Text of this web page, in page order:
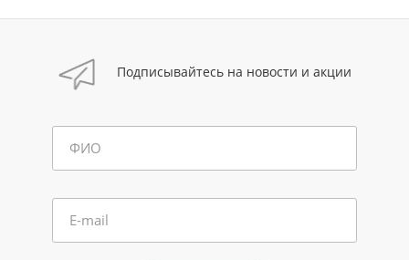
Подписывайтесь на новости и акции
ФИО
E-mail